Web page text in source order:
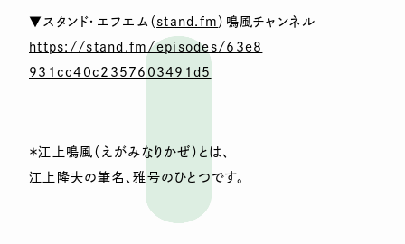
▼スタンド・エフエム（ stand.fm ）鳴風チャンネル
https://stand.fm/episodes/63e8
931cc40c2357603491d5
＊江上鳴風（えがみなりかぜ）とは、
江上隆夫の筆名、雅号のひとつです。